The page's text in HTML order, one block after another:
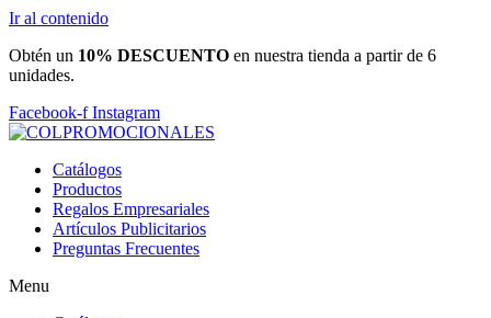
Ir al contenido
Obtén un 10% DESCUENTO en nuestra tienda a partir de 6
unidades.
Facebook-f Instagram
Catálogos
Productos
Regalos Empresariales
Artículos Publicitarios
Preguntas Frecuentes
Menu